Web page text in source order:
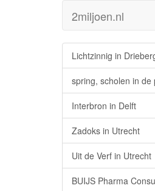
2miljoen.nl
Lichtzinnig in
spring, scholen in de
Interbron in Delft
Zadoks in Utrecht
Uit de Verf in Utrecht
BUIJS Pharma